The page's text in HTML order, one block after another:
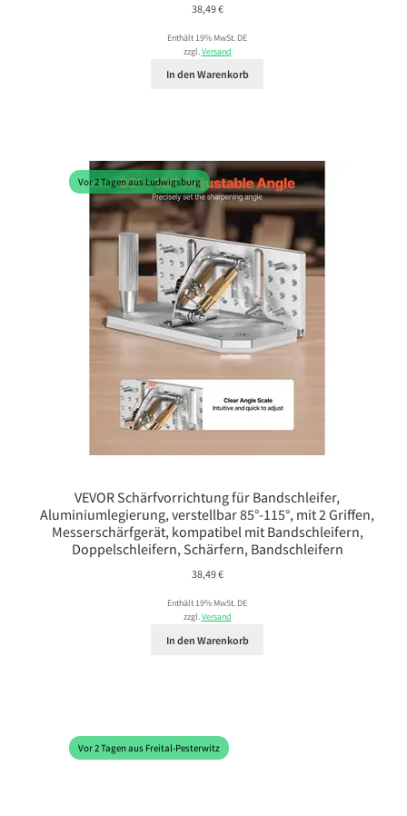
38,49€
Enthält 19% MwSt. DE
zzgl.Versand
In den Warenkorb
Vor 2 Tagen aus Ludwigsburg
VEVOR Schärfvorrichtung für Bandschleifer,
Aluminiumlegierung, verstellbar 85°-115°, mit 2 Griffen,
Messerschärfgerät, kompatibel mit Bandschleifern,
Doppelschleifern, Schärfern, Bandschleifern
38,49€
Enthält 19% MwSt. DE
zzgl.Versand
In den Warenkorb
Vor 2 Tagen aus Freital-Pesterwitz